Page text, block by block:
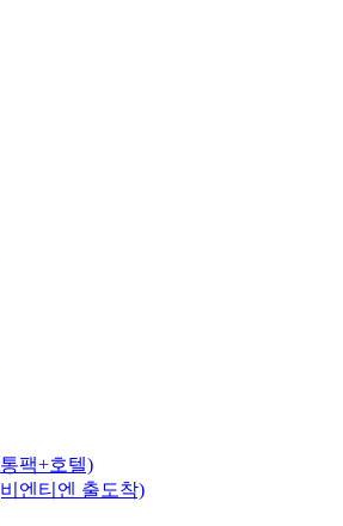
팩+호텔)
엔티엔 출도착)